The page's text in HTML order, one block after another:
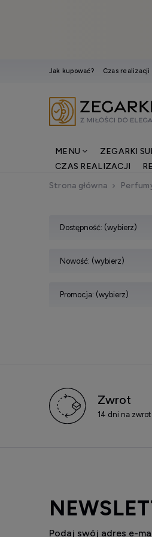
Jak kupować? Czas realizacji
MENU ZEGARKI
CZAS REALIZACJI
Strona główna
Dostępność: (wybierz)
Nowość: (wybierz)
Promocja: (wybierz)
Zwrot
14 dni na
Podaj swój adres e-